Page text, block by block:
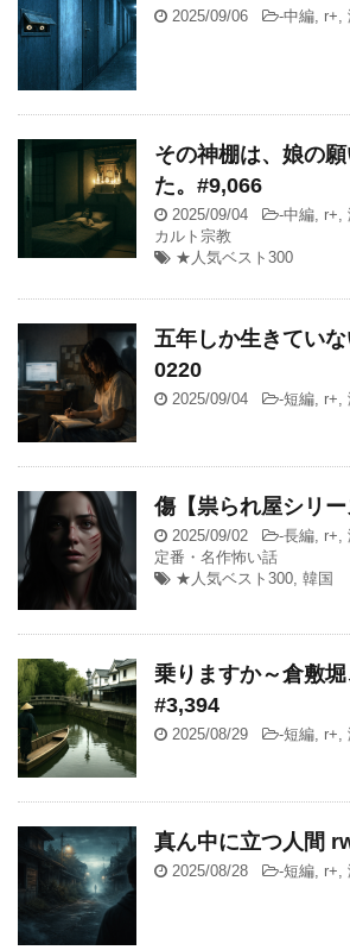
2025/09/06 -中編, r+,
その神棚は、娘の
た。#9,066
2025/09/04 -中編, r+,
カルト宗教
★人気ベスト300
五年しか生きてい
0220
2025/09/04 -短編, r+,
傷【祟られ屋シリ
2025/09/02 -長編, r+,
定番・名作怖い話
★人気ベスト300, 韓国
乗りますか～倉敷
#3,394
2025/08/29 -短編, r+,
真ん中に立つ人間
2025/08/28 -短編, r+,